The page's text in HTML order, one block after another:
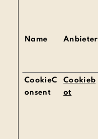
Name Anbieter
CookieC
onsent
Cookieb
ot